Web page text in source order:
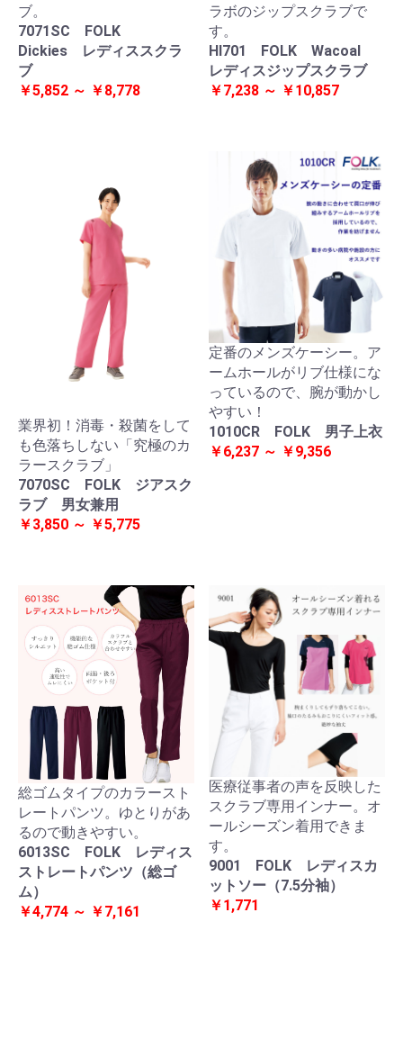
ブ。
7071SC FOLK
Dickies レディススクラ
ブ
￥5,852 ～ ￥8,778
ラボのジップスクラブで
す。
HI701 FOLK Wacoal
レディスジップスクラブ
￥7,238 ～ ￥10,857
業界初！消毒・殺菌をして
も色落ちしない「究極のカ
ラースクラブ」
7070SC FOLK ジアスク
ラブ 男女兼用
￥3,850 ～ ￥5,775
定番のメンズケーシー。ア
ームホールがリブ仕様にな
っているので、腕が動かし
やすい！
1010CR FOLK 男子上衣
￥6,237 ～ ￥9,356
総ゴムタイプのカラースト
レートパンツ。ゆとりがあ
るので動きやすい。
6013SC FOLK レディス
ストレートパンツ（総ゴ
ム）
￥4,774 ～ ￥7,161
医療従事者の声を反映した
スクラブ専用インナー。オ
ールシーズン着用できま
す。
9001 FOLK レディスカ
ットソー（7.5分袖）
￥1,771